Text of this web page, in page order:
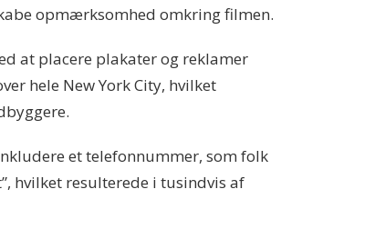
opmærksomhed omkring filmen.
at placere plakater og reklamer
hele New York City, hvilket
et telefonnummer, som folk
hvilket resulterede i tusindvis af